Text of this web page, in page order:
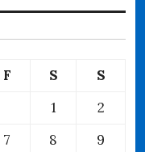
F S
S
1
2
7 8
9